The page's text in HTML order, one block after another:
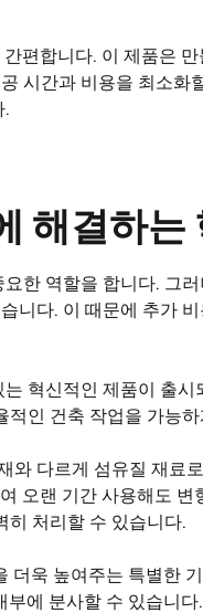
편합니다. 이 제품은
시간과 비용을 최소
.
해결하는
한 역할을 합니다. 그
니다. 이 때문에 추가
혁신적인 제품이 출
인 건축 작업을 가능
와 다르게 섬유질 재료
오랜 기간 사용해도
히 처리할 수 있습니다.
더욱 높여주는 특별한
에 분사할 수 있습니